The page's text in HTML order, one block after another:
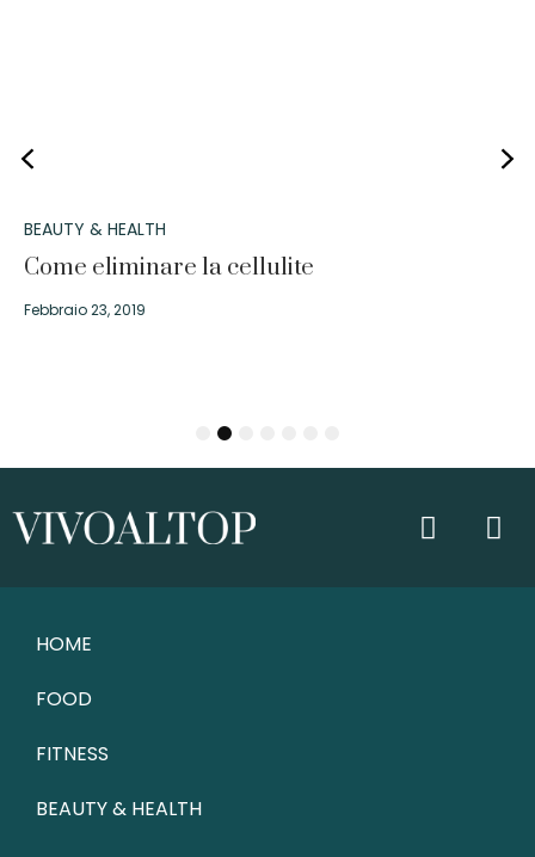
BEAUTY & HEALTH
Come eliminare la cellulite
Febbraio 23, 2019
5
HOME
FOOD
FITNESS
BEAUTY & HEALTH